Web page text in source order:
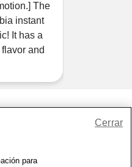
The
instant
It has a
and
para
Cerrar